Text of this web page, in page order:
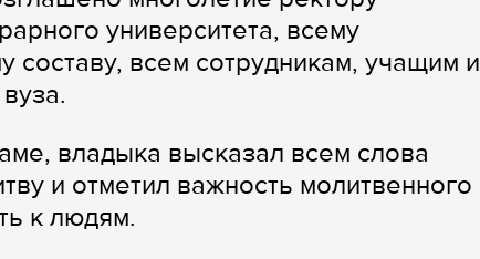
университета, всему
составу, всем сотрудникам, учащим и
владыка высказал всем слова
и отметил важность молитвенного
к людям.